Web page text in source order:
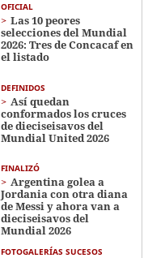
OFICIAL
Las 10 peores
selecciones del Mundial
2026: Tres de Concacaf en
el listado
DEFINIDOS
Así quedan
conformados los cruces
de dieciseisavos del
Mundial United 2026
FINALIZÓ
Argentina golea a
Jordania con otra diana
de Messi y ahora van a
dieciseisavos del
Mundial 2026
FOTOGALERÍAS SUCESOS